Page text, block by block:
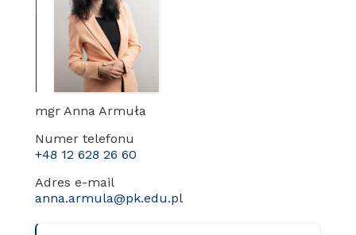
mgr Anna Armuła
Numer telefonu
+48 12 628 26 60
Adres e-mail
anna.armula@pk.edu.pl